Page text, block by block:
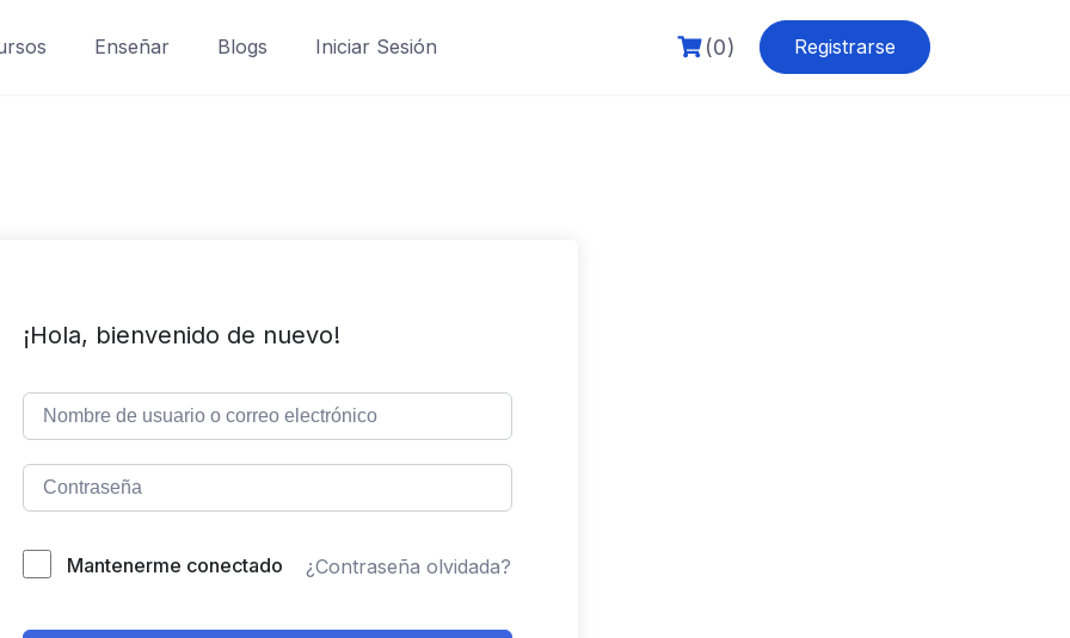
Enseñar Blogs Iniciar Sesión (0) Registrarse
¡Hola, bienvenido de nuevo!
Mantenerme conectado ¿Contraseña olvidada?